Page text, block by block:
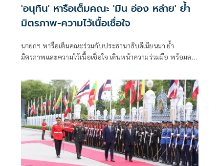
'อนุทิน' หารือเต็มคณะ 'มิน อ่อง หล่าย' ย้ำ
มิตรภาพ-ความไว้เนื้อเชื่อใจ
นายกฯ หารือเต็มคณะร่วมกับประธานาธิบดีเมียนมา ย้ำ
มิตรภาพและความไว้เนื้อเชื่อใจ เดินหน้าความร่วมมือ พร้อมลง
คุณภาพน้ำ -เทคโนโลยีอวกาศ